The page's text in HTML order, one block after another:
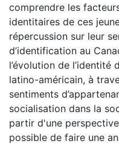
comprendre les
identitaires de ces
répercussion sur leur
d’identification au
l’évolution de l’identité
latino-américain, à
sentiments
socialisation dans la
partir d'une
possible de faire une